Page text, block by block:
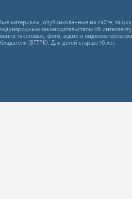
материалы, опубликованные на сайте,
законодательством об
текстовых, фото, аудио и
(ВГТРК). Для детей старше 16 лет.